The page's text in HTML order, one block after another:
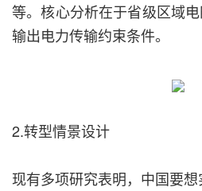
等。核心分析在于省级区域电
输出电力传输约束条件。
2.转型情景设计
现有多项研究表明，中国要